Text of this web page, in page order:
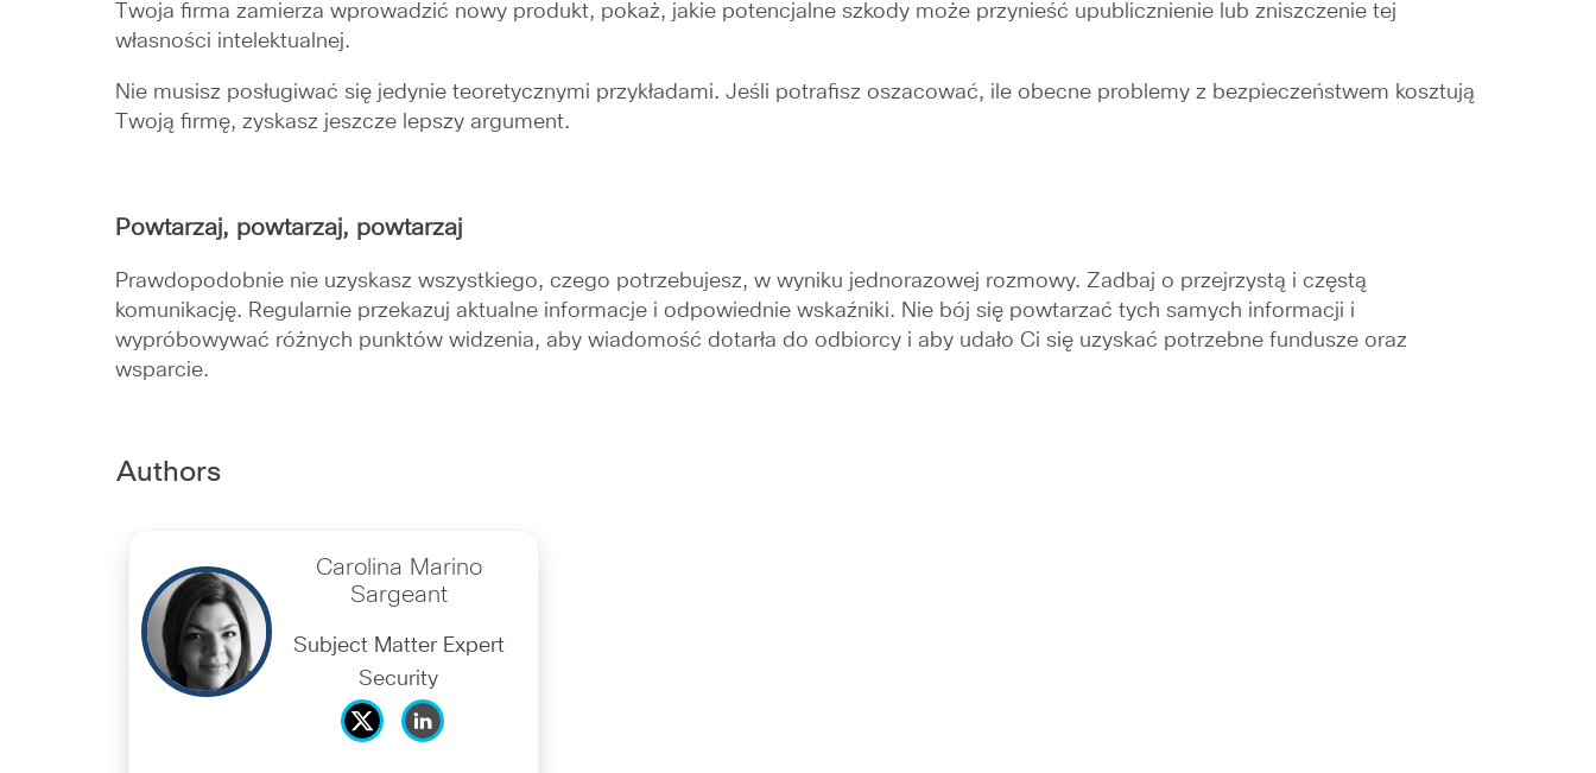
Twoja firma zamierza wprowadzić nowy produkt, pokaż, jakie potencjalne szkody może przynieść upublicznienie lub zniszczenie tej
własności intelektualnej.
Nie musisz posługiwać się jedynie teoretycznymi przykładami. Jeśli potrafisz oszacować, ile obecne problemy z bezpieczeństwem kosztują
Twoją firmę, zyskasz jeszcze lepszy argument.
Powtarzaj, powtarzaj, powtarzaj
Prawdopodobnie nie uzyskasz wszystkiego, czego potrzebujesz, w wyniku jednorazowej rozmowy. Zadbaj o przejrzystą i częstą
komunikację. Regularnie przekazuj aktualne informacje i odpowiednie wskaźniki. Nie bój się powtarzać tych samych informacji i
wypróbowywać różnych punktów widzenia, aby wiadomość dotarła do odbiorcy i aby udało Ci się uzyskać potrzebne fundusze oraz
wsparcie.
Authors
Carolina Marino
Sargeant
Subject Matter Expert
Security